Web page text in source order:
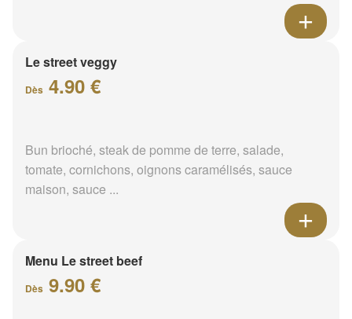
Le street veggy
Dès 4.90 €
Bun brioché, steak de pomme de terre, salade,
tomate, cornichons, oignons caramélisés, sauce
maison, sauce ...
Menu Le street beef
Dès 9.90 €